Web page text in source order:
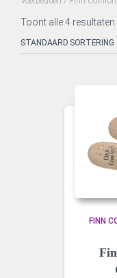
Toont alle 4 resultaten
FINN